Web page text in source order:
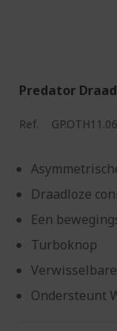
Predator
Ref.
Draadloze
Een
Turboknop
Ondersteunt